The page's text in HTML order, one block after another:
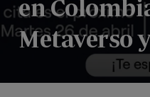
en
Metaverso